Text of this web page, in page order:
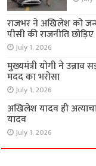
राजभर ने अखिलेश को
पीसी की राजनीति छोड़िए
July 1, 2026
मुख्यमंत्री योगी ने
मदद का भरोसा
July 1, 2026
अखिलेश यादव ही
यादव
July 1, 2026